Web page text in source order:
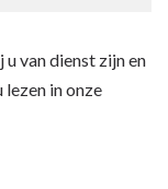
van dienst zijn en
in onze